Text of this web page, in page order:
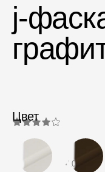
Сайдинг
Софиты
Фасадные панели
Пленки и мембраны
j-
4.0
Цвет